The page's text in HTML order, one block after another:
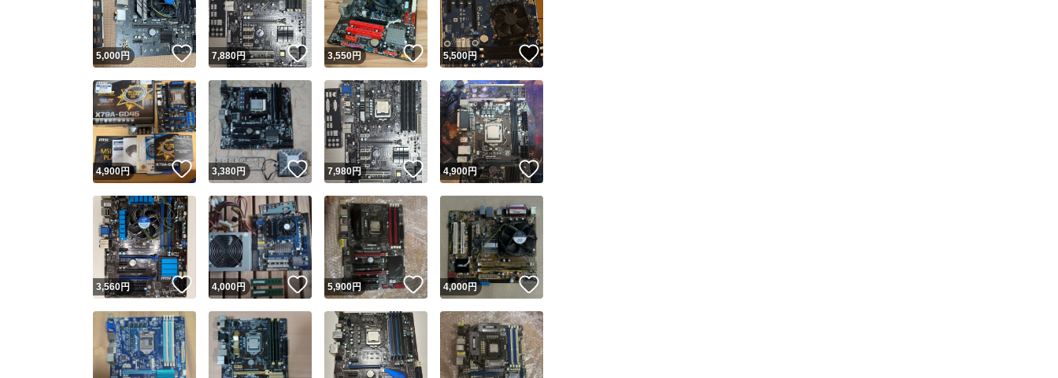
安心取引出品者 Yahoo!フリマの基準をクリアした安心・安全なユーザーです
取引実績
取引実績◯+ このユーザーはYahoo!フリマの取引を完了させた実績があります
他フリマ実績◯+ このユーザーは他フリマサービスでの取引実績があります
スピード&安心発送
※このバッジは実績に基づく表示であり、発送を保証しているものではありません
スピード＆安心発送
このユーザーは高頻度で24時間以内＆設定した発送日数内に発送してい
ます
スピード発送 このユーザーは高頻度で24時間以内に発送しています
安心発送 このユーザーは設定した発送日数内に発送しています
この商品の情報をコピーします
商品画像の無断転載は禁止されています
コピーは1商品につき1回です
出品ページへ
キャンセル
5,000円 いいね！
7,880円 いいね！
3,550円 いいね！
5,500円 いいね！
4,900円 いいね！
3,380円 いいね！
7,980円 いいね！
4,900円
3,560円 いいね！
4,000円 いいね！
5,900円 いいね！
4,000円 いいね！